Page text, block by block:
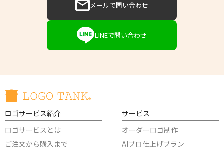
メールで問い合わせ
LINEで問い合わせ
ロゴサービス紹介
ロゴサービスとは
ご注文から購入まで
サービス
オーダーロゴ制作
AIプロ仕上げプラン